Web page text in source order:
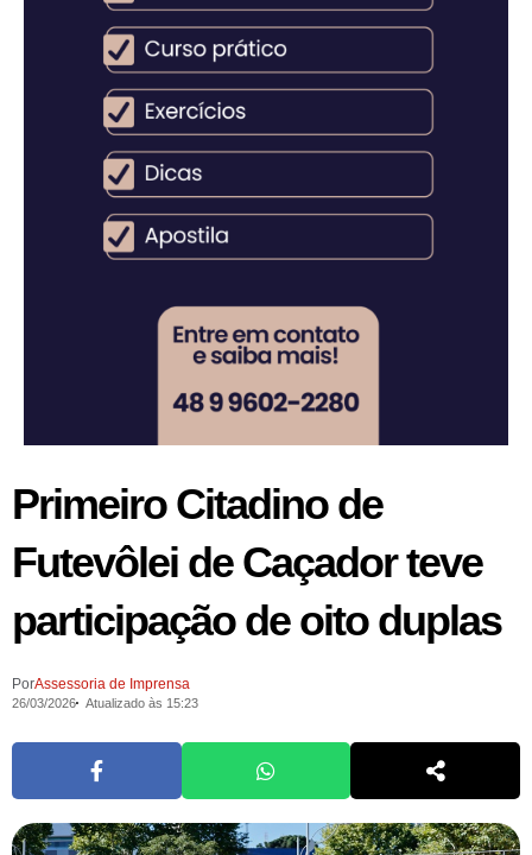
Primeiro Citadino de
Futevôlei de Caçador teve
participação de oito duplas
PorAssessoria de Imprensa
26/03/2026 Atualizado às 15:23